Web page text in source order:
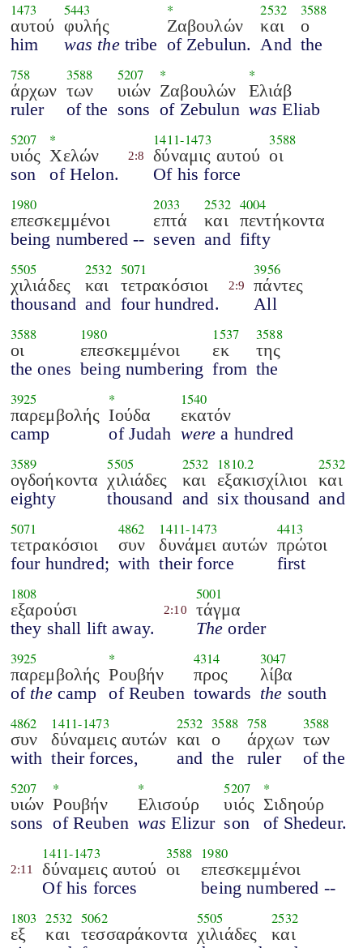
1473
αυτού
him
5443
φυλής
was thetribe
*
Ζαβουλών
of Zebulun.
2532
και
And
3588
ο
the
758
άρχων
ruler
3588
των
of the
5207
υιών
sons
*
Ζαβουλών
of Zebulun
*
Ελιάβ
was Eliab
5207
υιός
son
*
Χελών
of Helon.
2:8
1411-1473
δύναμις αυτού
Of his force
3588
οι
1980
επεσκεμμένοι
being numbered --
2033
επτά
seven
2532
και
and
4004
πεντήκοντα
fifty
5505
χιλιάδες
thousand
2532
και
and
5071
τετρακόσιοι
four hundred.
2:9
3956
πάντες
All
3588
οι
the ones
1980
επεσκεμμένοι
being numbering
1537
εκ
from
3588
της
the
3925
παρεμβολής
camp
*
Ιούδα
of Judah
1540
εκατόν
were a hundred
3589
ογδοήκοντα
eighty
5505
χιλιάδες
thousand
2532
και
and
1810.2
εξακισχίλιοι
six thousand
2532
και
and
5071
τετρακόσιοι
four hundred;
4862
συν
with
1411-1473
δυνάμει αυτών
their force
4413
πρώτοι
first
1808
εξαρούσι
they shall lift away.
2:10
5001
τάγμα
The order
3925
παρεμβολής
of thecamp
*
Ρουβήν
of Reuben
4314
προς
towards
3047
λίβα
the south
4862
συν
with
1411-1473
δύναμεις αυτών
their forces,
2532
και
and
3588
ο
the
758
άρχων
ruler
3588
των
of the
5207
υιών
sons
*
Ρουβήν
of Reuben
*
Ελισούρ
was Elizur
5207
υιός
son
*
Σιδηούρ
of Shedeur.
2:11
1411-1473
δύναμεις αυτού
Of his forces
3588
οι
1980
επεσκεμμένοι
being numbered --
1803
εξ
2532
και
5062
τεσσαράκοντα
5505
χιλιάδες
2532
και